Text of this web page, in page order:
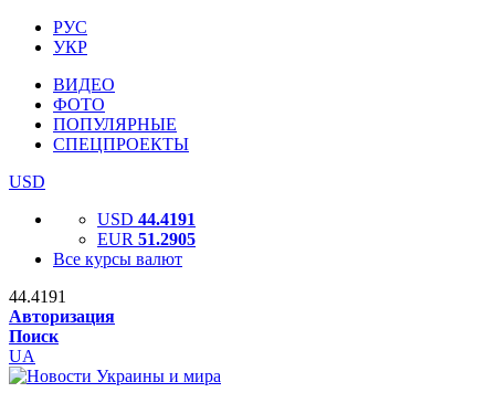
РУС
УКР
ВИДЕО
ФОТО
ПОПУЛЯРНЫЕ
СПЕЦПРОЕКТЫ
USD
USD 44.4191
EUR 51.2905
Все курсы валют
44.4191
Авторизация
Поиск
UA